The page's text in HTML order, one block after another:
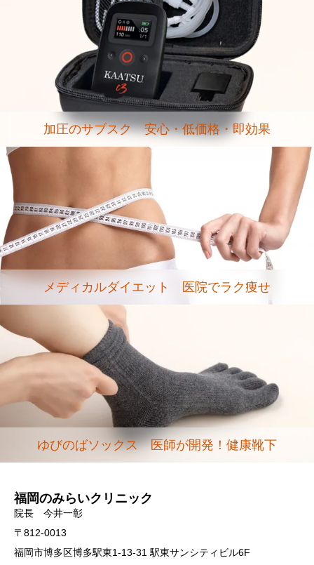
加圧のサブスク 安心・低価格・即効果
メディカルダイエット 医院でラク痩せ
ゆびのばソックス 医師が開発！健康靴下
福岡のみらいクリニック
院長 今井一彰
〒812-0013
福岡市博多区博多駅東1-13-31 駅東サンシティビル6F